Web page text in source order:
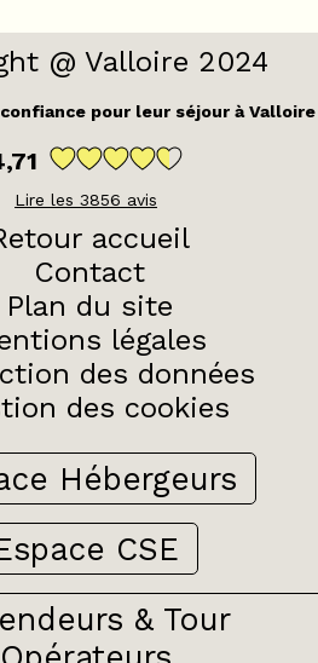
@ Valloire 2024
pour leur séjour à Valloire
Lire les 3856 avis
accueil
Contact
Plan du site
légales
des données
des cookies
Hébergeurs
CSE
& Tour